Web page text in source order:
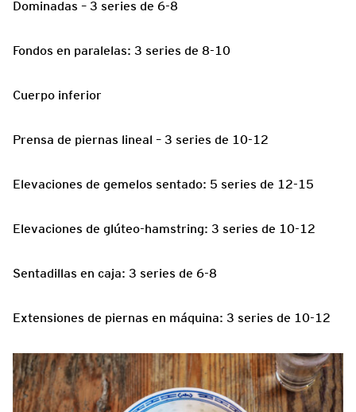
Dominadas – 3 series de 6-8
Fondos en paralelas: 3 series de 8-10
Cuerpo inferior
Prensa de piernas lineal – 3 series de 10-12
Elevaciones de gemelos sentado: 5 series de 12-15
Elevaciones de glúteo-hamstring: 3 series de 10-12
Sentadillas en caja: 3 series de 6-8
Extensiones de piernas en máquina: 3 series de 10-12